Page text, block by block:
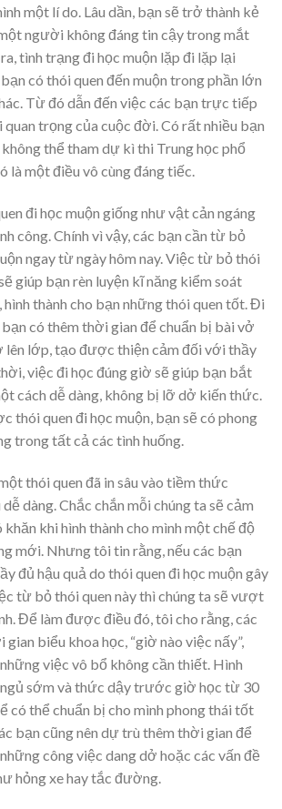
một lí do. Lâu dần, bạn sẽ trở thành kẻ
người không đáng tin cậy trong mắt
tình trạng đi học muộn lặp đi lặp lại
có thói quen đến muộn trong phần lớn
Từ đó dẫn đến việc các bạn trực tiếp
trọng của cuộc đời. Có rất nhiều bạn
không thể tham dự kì thi Trung học phổ
là một điều vô cùng đáng tiếc.
đi học muộn giống như vật cản ngáng
công. Chính vì vậy, các bạn cần từ bỏ
ngay từ ngày hôm nay. Việc từ bỏ thói
giúp bạn rèn luyện kĩ năng kiểm soát
thành cho bạn những thói quen tốt. Đi
có thêm thời gian để chuẩn bị bài vở
lên lớp, tạo được thiện cảm đối với thầy
việc đi học đúng giờ sẽ giúp bạn bắt
cách dễ dàng, không bị lỡ dở kiến thức.
thói quen đi học muộn, bạn sẽ có phong
trong tất cả các tình huống.
thói quen đã in sâu vào tiềm thức
dàng. Chắc chắn mỗi chúng ta sẽ cảm
khăn khi hình thành cho mình một chế độ
mới. Nhưng tôi tin rằng, nếu các bạn
đủ hậu quả do thói quen đi học muộn gây
từ bỏ thói quen này thì chúng ta sẽ vượt
Để làm được điều đó, tôi cho rằng, các
biểu khoa học, “giờ nào việc nấy”,
việc vô bổ không cần thiết. Hình
ngủ sớm và thức dậy trước giờ học từ 30
có thể chuẩn bị cho mình phong thái tốt
bạn cũng nên dự trù thêm thời gian để
công việc dang dở hoặc các vấn đề
hỏng xe hay tắc đường.